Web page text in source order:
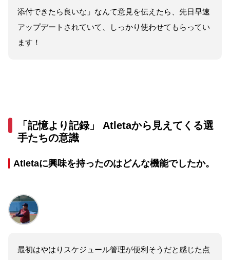
添付できたら良いな」なんて意見を伝えたら、先日早速
アップデートされていて、しっかり使わせてもらってい
ます！
「記憶より記録」 Atletaから見えてくる選
手たちの意識
Atletaに興味を持ったのはどんな機能でしたか。
最初はやはりスケジュール管理が便利そうだと感じた点